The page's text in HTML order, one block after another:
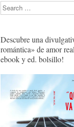
Search
Descubre una
romántica» de amor
ebook y ed. bolsillo!